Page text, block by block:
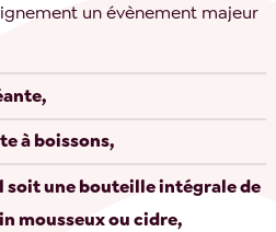
un évènement majeur
à boissons,
soit une bouteille intégrale de
mousseux ou cidre,